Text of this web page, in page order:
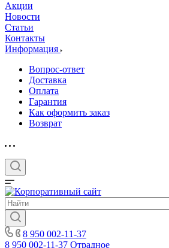
Акции
Новости
Статьи
Контакты
Информация
Вопрос-ответ
Доставка
Оплата
Гарантия
Как оформить заказ
Возврат
8 950 002-11-37
8 950 002-11-37 Отрадное